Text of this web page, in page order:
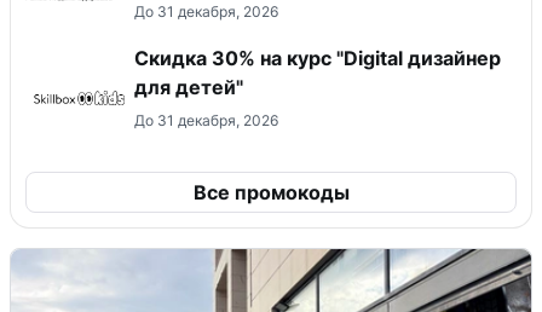
До 31 декабря, 2026
Скидка 30% на курс "Digital дизайнер
для детей"
До 31 декабря, 2026
Все промокоды